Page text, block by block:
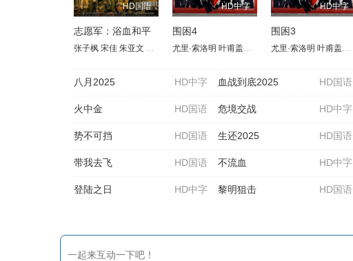
HD国语
志愿军：浴血和平
张子枫 宋佳 朱亚文 彭昱畅 肖央 王砚辉 王传君 周政杰 张宥浩
HD中字
围困4
尤里·索洛明 叶甫盖尼·列别杰夫 伊琳娜·阿库洛娃
HD中字
围困3
尤里·索洛明 叶甫盖尼·列别杰夫
HD中字
八月2025 HD国语
血战到底2025
HD国语
火中金 HD中字
危境交战
HD国语
势不可挡 HD国语
生还2025
HD国语
带我去飞 HD中字
不流血
HD中字
登陆之日 HD国语
黎明狙击